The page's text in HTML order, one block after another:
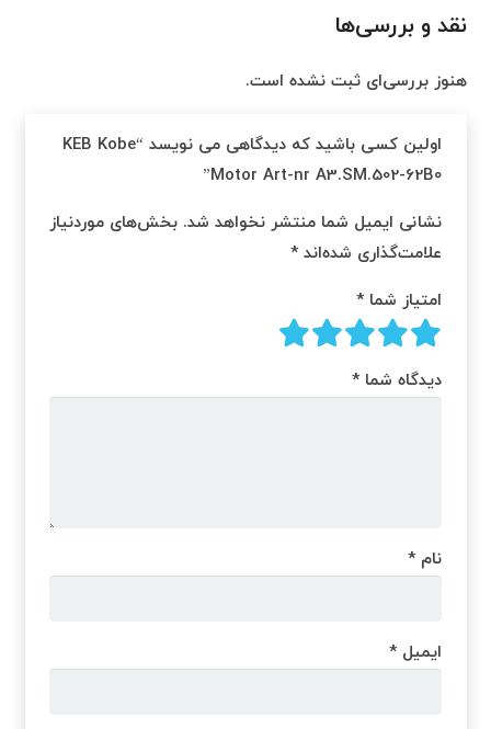
نقد و بررسی‌ها
هنوز بررسی‌ای ثبت نشده است.
اولین کسی باشید که دیدگاهی می نویسد “KEB Kobe
Motor Art-nr A3.SM.502-62B0”
نشانی ایمیل شما منتشر نخواهد شد. بخش‌های موردنیاز
علامت‌گذاری شده‌اند *
امتیاز شما *
دیدگاه شما *
نام *
ایمیل *